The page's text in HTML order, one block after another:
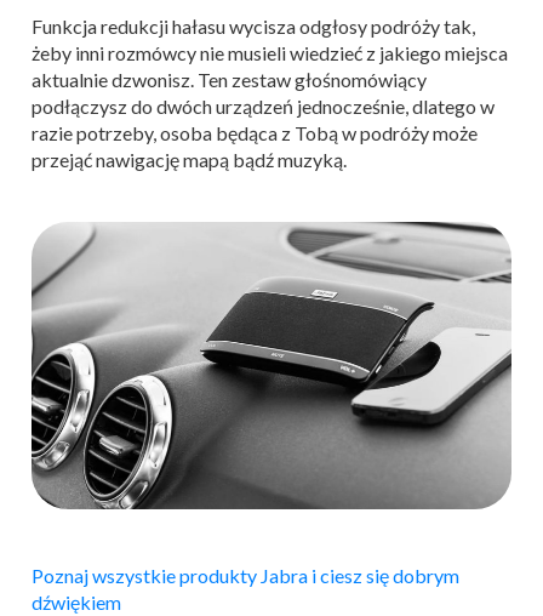
Funkcja redukcji hałasu wycisza odgłosy podróży tak,
żeby inni rozmówcy nie musieli wiedzieć z jakiego miejsca
aktualnie dzwonisz. Ten zestaw głośnomówiący
podłączysz do dwóch urządzeń jednocześnie, dlatego w
razie potrzeby, osoba będąca z Tobą w podróży może
przejąć nawigację mapą bądź muzyką.
Poznaj wszystkie produkty Jabra i ciesz się dobrym
dźwiękiem